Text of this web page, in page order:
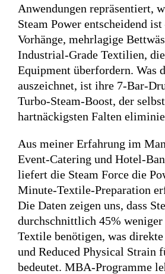
Anwendungen repräsentiert,
Steam Power entscheidend
Vorhänge, mehrlagige
Industrial-Grade Textilien,
Equipment überfordern. Was
auszeichnet, ist ihre 7-Bar-
Turbo-Steam-Boost, der
hartnäckigsten Falten
Aus meiner Erfahrung im
Event-Catering und Hotel-
liefert die Steam Force die
Minute-Textile-Preparation
Die Daten zeigen uns, dass
durchschnittlich 45% weniger
Textile benötigen, was
und Reduced Physical Strain
bedeutet. MBA-Programme